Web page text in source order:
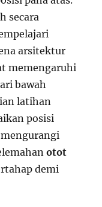
secara
arsitektur
memengaruhi
bawah
latihan
posisi
otot
demi